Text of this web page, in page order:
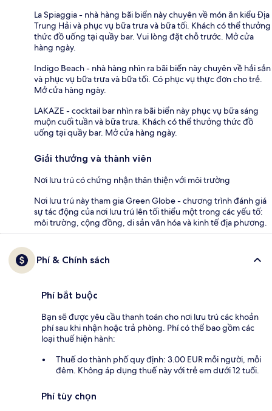
La Spiaggia - nhà hàng bãi biển này chuyên về món ăn kiểu Địa
Trung Hải và phục vụ bữa trưa và bữa tối. Khách có thể thưởng
thức đồ uống tại quầy bar. Vui lòng đặt chỗ trước. Mở cửa
hàng ngày.
Indigo Beach - nhà hàng nhìn ra bãi biển này chuyên về hải sản
và phục vụ bữa trưa và bữa tối. Có phục vụ thực đơn cho trẻ.
Mở cửa hàng ngày.
LAKAZE - cocktail bar nhìn ra bãi biển này phục vụ bữa sáng
muộn cuối tuần và bữa trưa. Khách có thể thưởng thức đồ
uống tại quầy bar. Mở cửa hàng ngày.
Giải thưởng và thành viên
Nơi lưu trú có chứng nhận thân thiện với môi trường
Nơi lưu trú này tham gia Green Globe - chương trình đánh giá
sự tác động của nơi lưu trú lên tối thiểu một trong các yếu tố:
môi trường, cộng đồng, di sản văn hóa và kinh tế địa phương.
Phí & Chính sách
Phí bắt buộc
Bạn sẽ được yêu cầu thanh toán cho nơi lưu trú các khoản
phí sau khi nhận hoặc trả phòng. Phí có thể bao gồm các
loại thuế hiện hành:
Thuế do thành phố quy định: 3.00 EUR mỗi người, mỗi
đêm. Không áp dụng thuế này với trẻ em dưới 12 tuổi.
Phí tùy chọn